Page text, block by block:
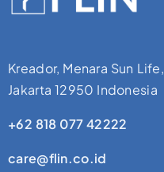
Kreador, Menara Sun
Jakarta 12950 Indonesia
+62 818 077 42222
care@flin.co.id